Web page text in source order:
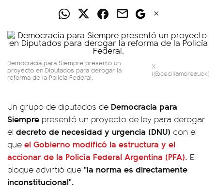
Democracia para Siempre presentó un
proyecto en Diputados para derogar la
reforma de la Policía Federal.
X
(@ceciliamoreauok)
Un grupo de diputados de Democracia para
Siempre presentó un proyecto de ley para derogar
el decreto de necesidad y urgencia (DNU) con el
que el Gobierno modificó la estructura y el
accionar de la Policía Federal Argentina (PFA). El
bloque advirtió que "la norma es directamente
inconstitucional".